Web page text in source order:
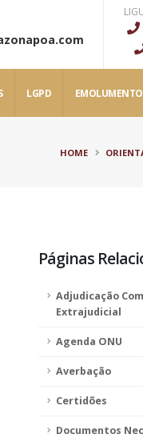
LGPD
HOME
Páginas
Adjudicação
Extrajudicial
Agenda ONU
Averbação
Certidões
Documentos